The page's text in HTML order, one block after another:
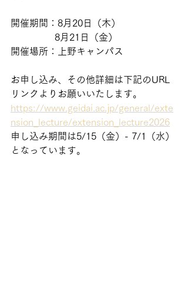
開催期間：8月20日（木）
8月21日（金）
開催場所：上野キャンパス
お申し込み、その他詳細は下記のURL
リンクよりお願いいたします。
https://www.geidai.ac.jp/general/exte
nsion_lecture/extension_lecture2026
申し込み期間は5/15（金）- 7/1（水）
となっています。